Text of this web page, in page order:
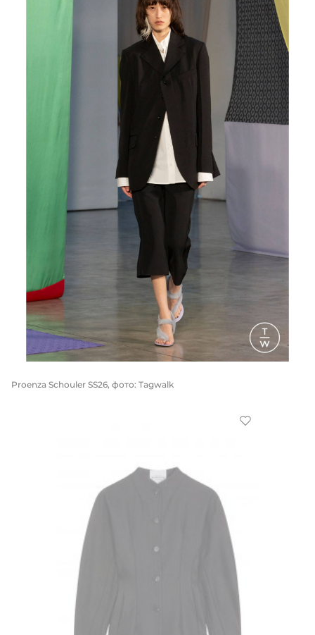
Proenza Schouler SS26, фото: Tagwalk